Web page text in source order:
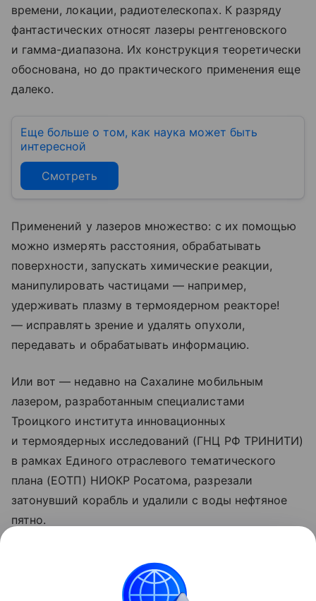
времени, локации, радиотелескопах. К разряду
фантастических относят лазеры рентгеновского
и гамма-диапазона. Их конструкция теоретически
обоснована, но до практического применения еще
далеко.
Еще больше о том, как наука может быть
интересной
Смотреть
Применений у лазеров множество: с их помощью
можно измерять расстояния, обрабатывать
поверхности, запускать химические реакции,
манипулировать частицами — например,
удерживать плазму в термоядерном реакторе!
— исправлять зрение и удалять опухоли,
передавать и обрабатывать информацию.
Или вот — недавно на Сахалине мобильным
лазером, разработанным специалистами
Троицкого института инновационных
и термоядерных исследований (ГНЦ РФ ТРИНИТИ)
в рамках Единого отраслевого тематического
плана (ЕОТП) НИОКР Росатома, разрезали
затонувший корабль и удалили с воды нефтяное
пятно.
Частное учреждение «Центр коммуникаций»